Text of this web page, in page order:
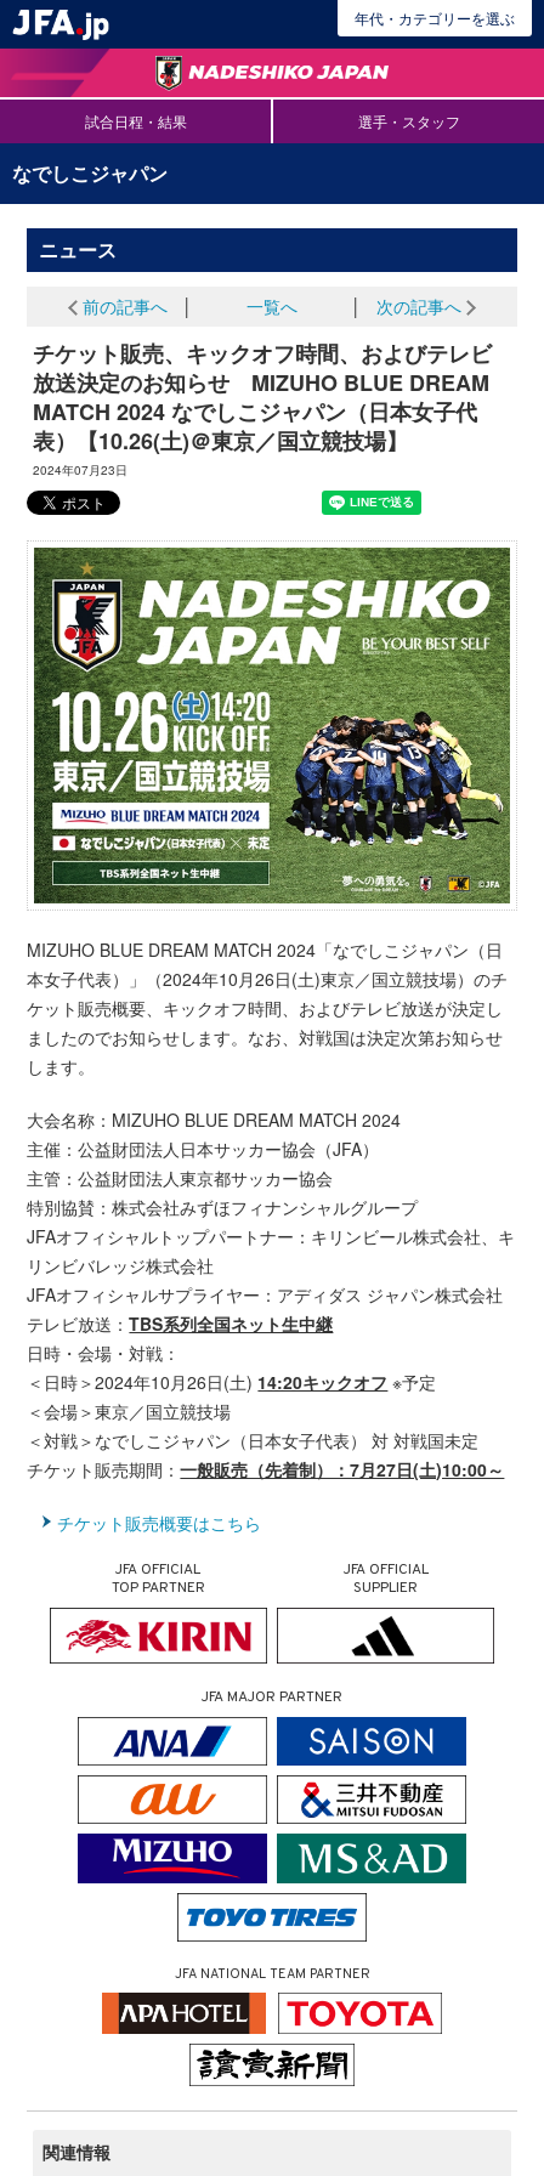
年代・カテゴリーを選ぶ
試合日程・結果 選手・スタッフ
なでしこジャパン
ニュース
前の記事へ 一覧へ 次の記事へ
チケット販売、キックオフ時間、およびテレビ
放送決定のお知らせ MIZUHO BLUE DREAM
MATCH 2024 なでしこジャパン（日本女子代
表）【10.26(土)＠東京／国立競技場】
2024年07月23日
MIZUHO BLUE DREAM MATCH 2024「なでしこジャパン（日
本女子代表）」（2024年10月26日(土)東京／国立競技場）のチ
ケット販売概要、キックオフ時間、およびテレビ放送が決定し
ましたのでお知らせします。なお、対戦国は決定次第お知らせ
します。
大会名称：MIZUHO BLUE DREAM MATCH 2024
主催：公益財団法人日本サッカー協会（JFA）
主管：公益財団法人東京都サッカー協会
特別協賛：株式会社みずほフィナンシャルグループ
JFAオフィシャルトップパートナー：キリンビール株式会社、キ
リンビバレッジ株式会社
JFAオフィシャルサプライヤー：アディダス ジャパン株式会社
テレビ放送：TBS系列全国ネット生中継
日時・会場・対戦：
＜日時＞2024年10月26日(土) 14:20キックオフ ※予定
＜会場＞東京／国立競技場
＜対戦＞なでしこジャパン（日本女子代表） 対 対戦国未定
チケット販売期間：一般販売（先着制）：7月27日(土)10:00～
チケット販売概要はこちら
JFA OFFICIAL
TOP PARTNER
JFA OFFICIAL
SUPPLIER
JFA MAJOR PARTNER
JFA NATIONAL TEAM PARTNER
関連情報